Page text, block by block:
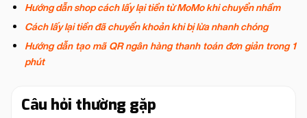
Hướng dẫn shop cách lấy lại tiền từ MoMo khi chuyển nhầm
Cách lấy lại tiền đã chuyển khoản khi bị lừa nhanh chóng
Hướng dẫn tạo mã QR ngân hàng thanh toán đơn giản trong 1
phút
Câu hỏi thường gặp